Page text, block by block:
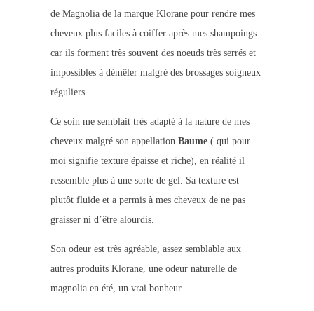
de Magnolia de la marque Klorane pour rendre mes
cheveux plus faciles à coiffer après mes shampoings
car ils forment très souvent des noeuds très serrés et
impossibles à démêler malgré des brossages soigneux
réguliers.
Ce soin me semblait très adapté à la nature de mes
cheveux malgré son appellation Baume( qui pour
moi signifie texture épaisse et riche), en réalité il
ressemble plus à une sorte de gel. Sa texture est
plutôt fluide et a permis à mes cheveux de ne pas
graisser ni d’être alourdis.
Son odeur est très agréable, assez semblable aux
autres produits Klorane, une odeur naturelle de
magnolia en été, un vrai bonheur.